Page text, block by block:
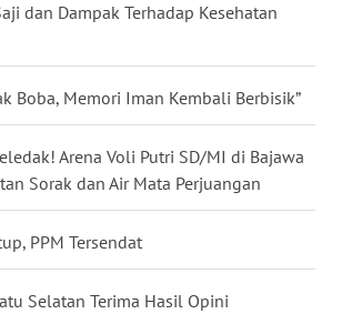
dan Dampak Terhadap Kesehatan
Boba, Memori Iman Kembali Berbisik”
Arena Voli Putri SD/MI di Bajawa
Sorak dan Air Mata Perjuangan
PPM Tersendat
Selatan Terima Hasil Opini